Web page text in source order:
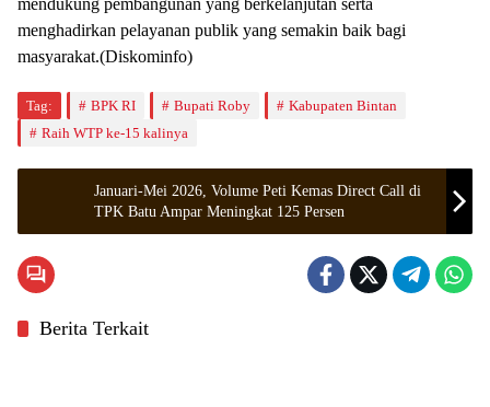
mendukung pembangunan yang berkelanjutan serta
menghadirkan pelayanan publik yang semakin baik bagi
masyarakat.(Diskominfo)
Tag: BPK RI Bupati Roby
Kabupaten Bintan
Raih WTP ke-15 kalinya
Januari-Mei 2026, Volume Peti Kemas Direct Call di
TPK Batu Ampar Meningkat 125 Persen
Berita Terkait